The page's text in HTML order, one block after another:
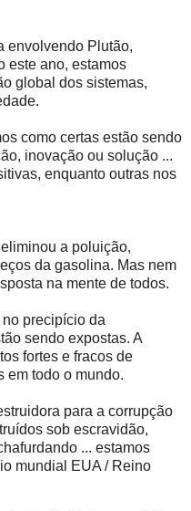
envolvendo Plutão,
este ano, estamos
global dos sistemas,
como certas estão sendo
inovação ou solução ...
enquanto outras nos
a poluição,
da gasolina. Mas nem
na mente de todos.
precipício da
sendo expostas. A
fortes e fracos de
em todo o mundo.
para a corrupção
sob escravidão,
... estamos
mundial EUA / Reino